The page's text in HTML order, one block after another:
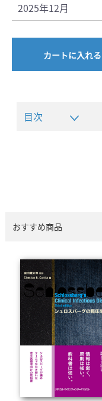
2025年12月
カートに入れる
目次
おすすめ商品